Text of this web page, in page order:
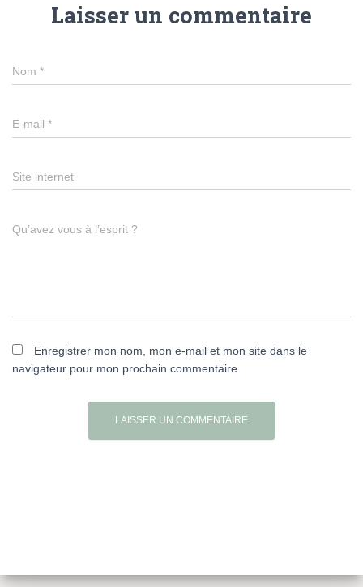
Laisser un commentaire
Nom *
E-mail *
Site internet
Qu’avez vous à l’esprit ?
Enregistrer mon nom, mon e-mail et mon site dans le
navigateur pour mon prochain commentaire.